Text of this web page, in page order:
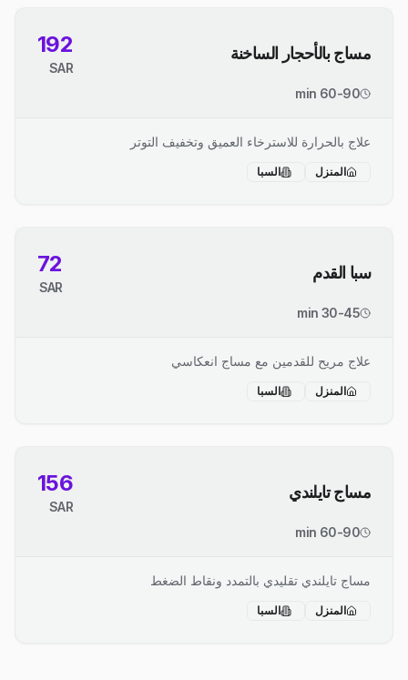
مساج بالأحجار الساخنة 192
SAR
60-90 min
علاج بالحرارة للاسترخاء العميق وتخفيف التوتر
المنزل السبا
سبا القدم 72
SAR
30-45 min
علاج مريح للقدمين مع مساج انعكاسي
المنزل السبا
مساج تايلندي 156
SAR
60-90 min
مساج تايلندي تقليدي بالتمدد ونقاط الضغط
المنزل السبا